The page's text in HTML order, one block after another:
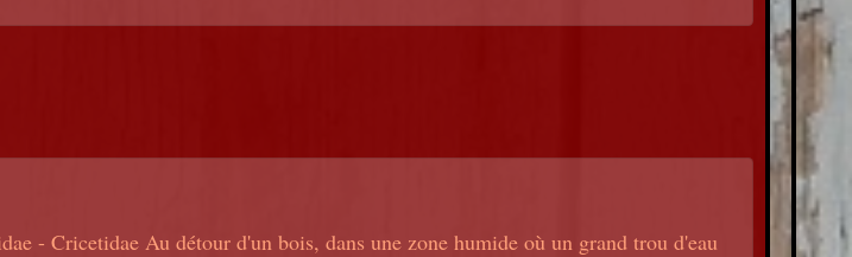
- Cricetidae Au détour d'un bois, dans une zone humide où un grand trou d'eau